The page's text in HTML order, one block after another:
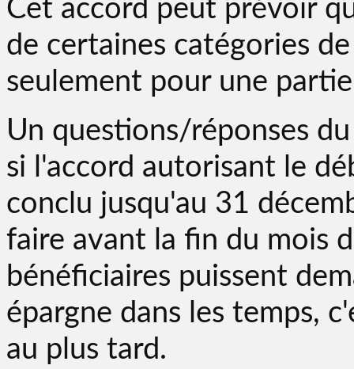
Cet accord peut prévoir
de certaines catégories
seulement pour une
Un questions/réponses
si l'accord autorisant le
conclu jusqu'au 31
faire avant la fin du mois
bénéficiaires puissent
épargne dans les temps,
au plus tard.